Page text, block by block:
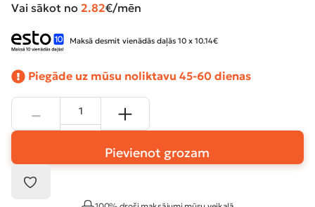
Vai sākot no 2.82€/mēn
Maksā desmit vienādās daļās 10 x 10.14€
Piegāde uz mūsu noliktavu 45-60 dienas
Pievienot grozam